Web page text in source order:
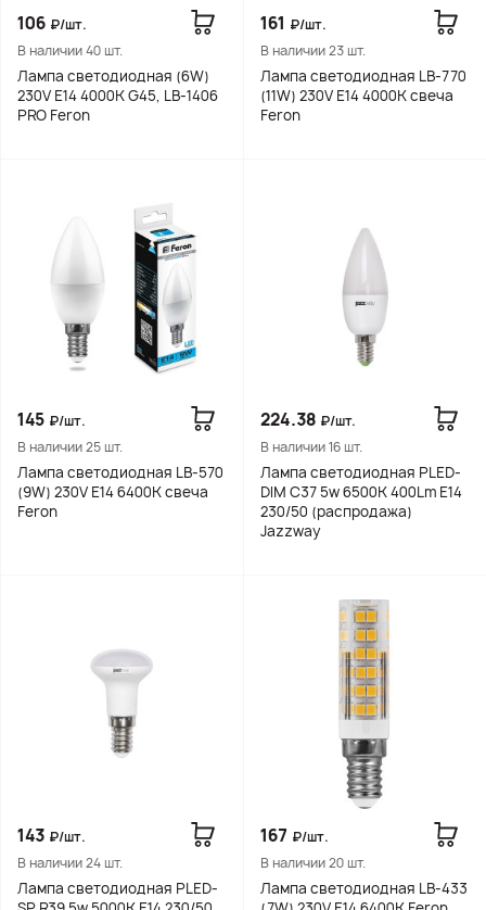
106 ₽/шт.
В наличии 40 шт.
Лампа светодиодная (6W)
230V E14 4000K G45, LB-1406
PRO Feron
161 ₽/шт.
В наличии 23 шт.
Лампа светодиодная LB-770
(11W) 230V E14 4000K свеча
Feron
145 ₽/шт.
В наличии 25 шт.
Лампа светодиодная LB-570
(9W) 230V E14 6400K свеча
Feron
224.38 ₽/шт.
В наличии 16 шт.
Лампа светодиодная PLED-
DIM C37 5w 6500K 400Lm E14
230/50 (распродажа)
Jazzway
143 ₽/шт.
В наличии 24 шт.
Лампа светодиодная PLED-
167 ₽/шт.
В наличии 20 шт.
Лампа светодиодная LB-433